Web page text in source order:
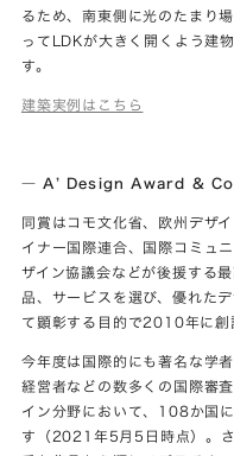
るため、南東側に光のたまり
ってLDKが大きく開くよう建
す。
建築実例はこちら
― A’ Design Award &
同賞はコモ文化省、欧州デザ
イナー国際連合、国際コミュ
ザイン協議会などが後援する
品、サービスを選び、優れた
て顕彰する目的で2010年に創
今年度は国際的にも著名な学
経営者などの数多くの国際審
イン分野において、108か国
す（2021年5月5日時点）。